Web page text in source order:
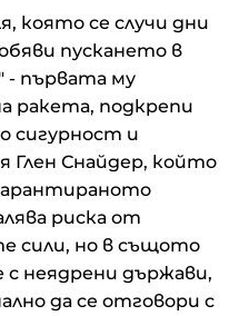
която се случи дни
пускането в
- първата му
ракета, подкрепи
сигурност и
Снайдер, който
риска от
сили, но в същото
с неядрени държави,
да се отговори с